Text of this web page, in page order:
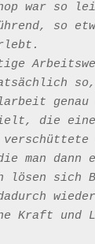
war so
so
so,
genau
die
man dann
lösen sich
Kraft und